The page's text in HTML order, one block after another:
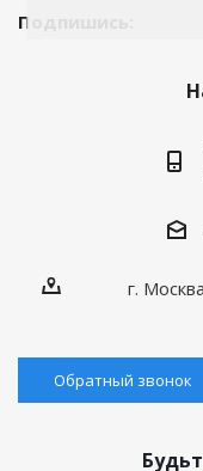
Подпишись:
г.
Обратный звонок